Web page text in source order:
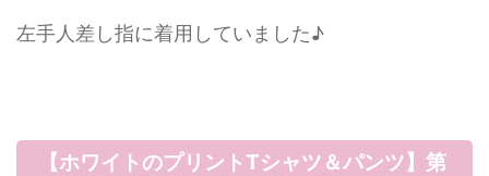
左手人差し指に着用していました♪
【ホワイトのプリントTシャツ＆パンツ】第